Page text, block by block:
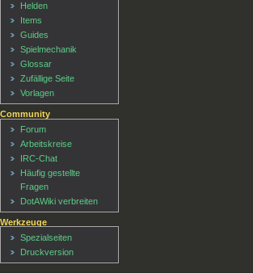
Helden
Items
Guides
Spielmechanik
Glossar
Zufällige Seite
Vorlagen
Community
Forum
Arbeitskreise
IRC-Chat
Häufig gestellte
Fragen
DotAWiki verbreiten
Werkzeuge
Spezialseiten
Druckversion